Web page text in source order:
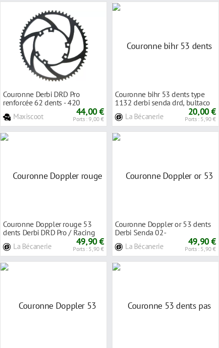
Couronne Derbi DRD Pro
renforcée 62 dents - 420
Maxiscoot 44,00 €
Ports : 9,00 €
Couronne bihr 53 dents type
1132 derbi senda drd, bultaco
La Bécanerie 20,00 €
Ports : 5,90 €
Couronne Doppler rouge 53
dents Derbi DRD Pro / Racing
La Bécanerie 49,90 €
Ports : 5,90 €
Couronne Doppler or 53 dents
Derbi Senda 02-
La Bécanerie 49,90 €
Ports : 5,90 €